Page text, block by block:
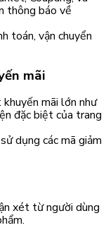
thông báo về
toán, vận chuyển
mãi
khuyến mãi lớn như
đặc biệt của trang
dụng các mã giảm
xét từ người dùng